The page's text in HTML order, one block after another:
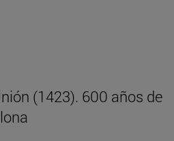
(1423). 600 años de